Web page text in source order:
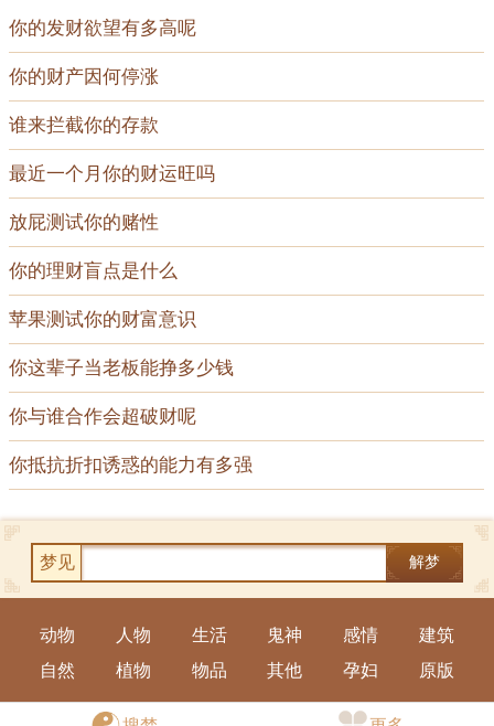
你的发财欲望有多高呢
你的财产因何停涨
谁来拦截你的存款
最近一个月你的财运旺吗
放屁测试你的赌性
你的理财盲点是什么
苹果测试你的财富意识
你这辈子当老板能挣多少钱
你与谁合作会超破财呢
你抵抗折扣诱惑的能力有多强
梦见 解梦
动物 人物 生活 鬼神 感情
建筑
自然
植物 物品 其他 孕妇 原版